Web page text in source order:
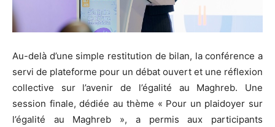
Au-delà d’une simple restitution de bilan, la conférence a
servi de plateforme pour un débat ouvert et une réflexion
collective sur l’avenir de l’égalité au Maghreb. Une
session finale, dédiée au thème « Pour un plaidoyer sur
l’égalité au Maghreb », a permis aux participants